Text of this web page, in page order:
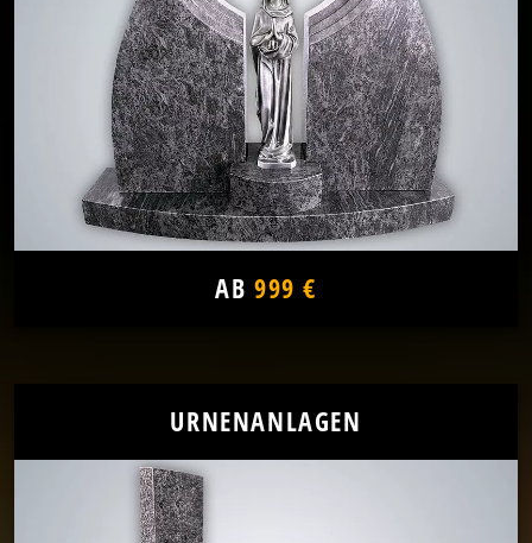
AB 999 €
URNENANLAGEN